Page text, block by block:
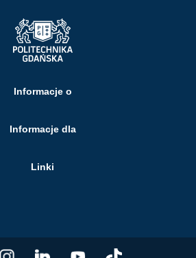
Informacje o
Informacje dla
Linki